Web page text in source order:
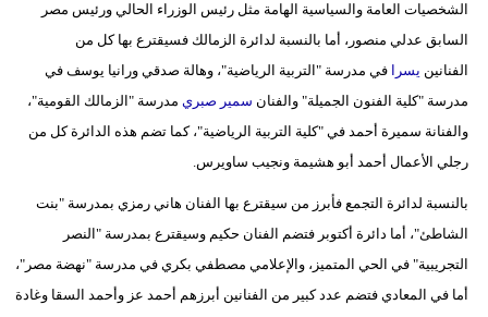
الشخصيات العامة والسياسية الهامة مثل رئيس الوزراء الحالي ورئيس مصر
السابق عدلي منصور، أما بالنسبة لدائرة الزمالك فسيقترع بها كل من
الفنانين يسرا في مدرسة "التربية الرياضية"، وهالة صدقي ورانيا يوسف في
مدرسة "كلية الفنون الجميلة" والفنان سمير صبري مدرسة "الزمالك القومية"،
والفنانة سميرة أحمد في "كلية التربية الرياضية"، كما تضم هذه الدائرة كل من
رجلي الأعمال أحمد أبو هشيمة ونجيب ساويرس.
بالنسبة لدائرة التجمع فأبرز من سيقترع بها الفنان هاني رمزي بمدرسة "بنت
الشاطئ"، أما دائرة أكتوبر فتضم الفنان حكيم وسيقترع بمدرسة "النصر
التجريبية" في الحي المتميز، والإعلامي مصطفي بكري في مدرسة "نهضة مصر"،
أما في المعادي فتضم عدد كبير من الفنانين أبرزهم أحمد عز وأحمد السقا وغادة